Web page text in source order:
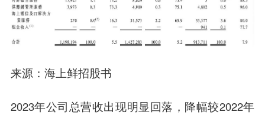
来源：海上鲜招股书
2023年公司总营收出现明显回落，降幅较2022年